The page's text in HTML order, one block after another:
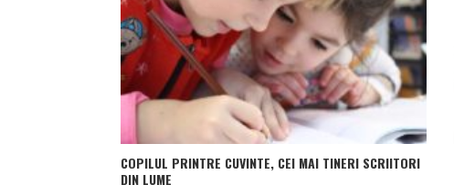
COPILUL PRINTRE CUVINTE, CEI MAI TINERI SCRIITORI
DIN LUME